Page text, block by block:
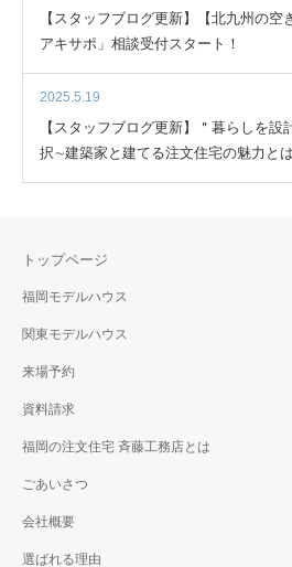
【スタッフブログ更新】【北九州の空
アキサポ」相談受付スタート！
2025.5.19
【スタッフブログ更新】＂暮らしを設
択∼建築家と建てる注文住宅の魅力と
トップページ
福岡モデルハウス
関東モデルハウス
来場予約
資料請求
福岡の注文住宅 斉藤工務店とは
ごあいさつ
会社概要
選ばれる理由